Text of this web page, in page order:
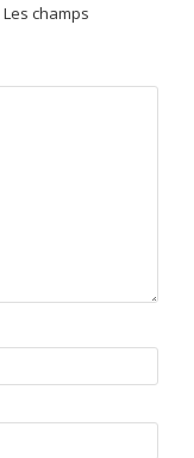
Les champs